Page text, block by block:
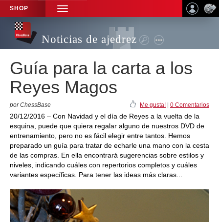
SHOP
TOGGLE
NAVIGATION
Noticias de ajedrez
Guía para la carta a los
Reyes Magos
por ChessBase Me gusta! 0 Comentarios
20/12/2016 – Con Navidad y el día de Reyes a la vuelta de la
esquina, puede que quiera regalar alguno de nuestros DVD de
entrenamiento, pero no es fácil elegir entre tantos. Hemos
preparado un guía para tratar de echarle una mano con la cesta
de las compras. En ella encontrará sugerencias sobre estilos y
niveles, indicando cuáles con repertorios completos y cuáles
variantes específicas. Para tener las ideas más claras...